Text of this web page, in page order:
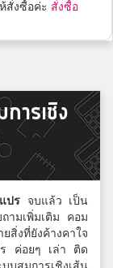
สั่งซื้อค่ะ สั่งซื้อ
ารเชิง
ปร จบแล้ว เป็น
ามเพิ่มเติม คอม
สิ่งที่ยังค้างคาใจ
ร ค่อยๆ เล่า ติด